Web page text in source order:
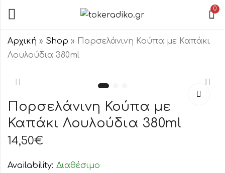
0
Αρχική » Shop »
Πορσελάνινη Κούπα με Καπάκι
Λουλούδια 380ml
Πορσελάνινη
Κούπα Pastel
Τριαντάφυλλα
380ml
11,50
Πορσελάνινη
Κούπα με
Καπάκι Ροζ
380ml
14,50
Πορσελάνινη Κούπα με
Καπάκι Λουλούδια 380ml
14,50€
Availability: Διαθέσιμο